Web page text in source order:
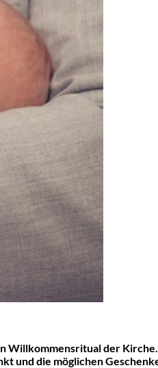
Willkommensritual der
und die möglichen